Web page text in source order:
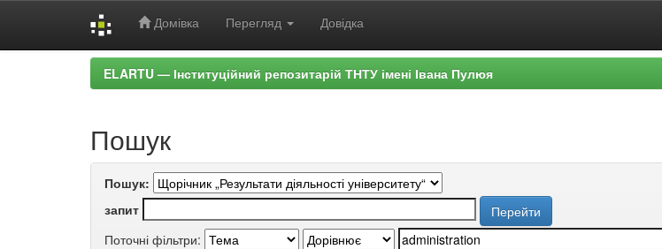
Домівка Перегляд Довідка
ELARTU — Інституційний репозитарій ТНТУ імені Івана Пулюя
Пошук
Пошук:
запит
Поточні фільтри: